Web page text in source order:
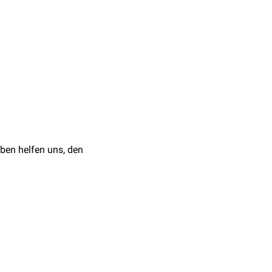
Zellen stellen
Ist sie für den
ermöglichen, mit
helfen uns, den